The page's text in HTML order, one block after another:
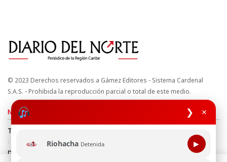
❯ ×
Riohacha Detenida ▶
© 2023 Derechos reservados a Gámez Editores - Sistema Cardenal
S.A.S. - Prohibida la reproducción parcial o total de este medio.
Nuestros sitios
Términos y Condiciones
Política de uso de cookies
Política de Tratamiento de Datos
Directrices Editoriales